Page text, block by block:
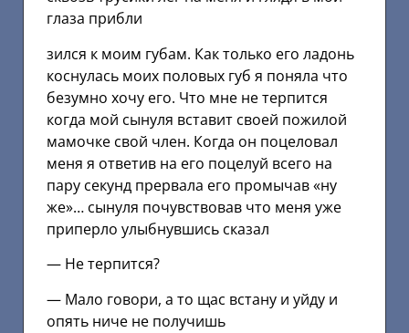
глаза прибли
зился к моим губам. Как только его ладонь
коснулась моих половых губ я поняла что
безумно хочу его. Что мне не терпится
когда мой сынуля вставит своей пожилой
мамочке свой член. Когда он поцеловал
меня я ответив на его поцелуй всего на
пару секунд прервала его промычав «ну
же»… сынуля почувствовав что меня уже
приперло улыбнувшись сказал
— Не терпится?
— Мало говори, а то щас встану и уйду и
опять ниче не получишь